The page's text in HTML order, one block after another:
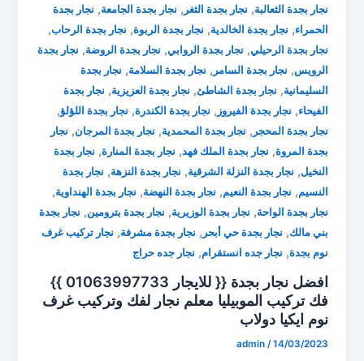
نجار بجدة الثعالبة, نجار بجدة الثغر , نجار بجدة الجامعة, نجار بجدة
الحمراء, نجار بجدة الخالدية, نجار بجدة الربوة, نجار بجدة الرحاب,
نجار بجدة الرحيلي, نجار بجدة الروابي, نجار بجدة الروضة, نجار بجدة
الرويس, نجار بجدة السامر , نجار بجدة السلامة, نجار بجدة
السليمانية, نجار بجدة الشاطئ, نجار بجدة العزيزية, نجار بجدة
الفيحاء, نجار بجدة الفيروز , نجار بجدة الكندرة, نجار بجدة اللؤلؤ,
نجار بجدة المحجر , نجار بجدة المحمدية, نجار بجدة المرجان, نجار
بجدة المروة, نجار بجدة الملك فهد, نجار بجدة المنارة, نجار بجدة
النخيل, نجار بجدة النزلة الشرقية, نجار بجدة النزهة, نجار بجدة
النسيم, نجار بجدة النعيم, نجار بجدة النهضة, نجار بجدة الهنداوية,
نجار بجدة الواحة, نجار بجدة الوزيرية, نجار بجدة بترومين, نجار بجدة
بني مالك, نجار بجدة حي أبحر , نجار بجدة مشرفة, نجار تركيب غرف
نوم بجدة, نجار جده انستقرام, نجار جده حراج
افضل نجار بجدة {{ للايجار 01063997733 }}
فك تركيب الموبيليا ⁦معلم نجار لفك وتركيب غرف
نوم ايكيا دولاب
admin /14/03/2023